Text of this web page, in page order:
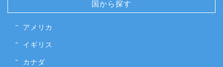
国から探す
アメリカ
イギリス
カナダ